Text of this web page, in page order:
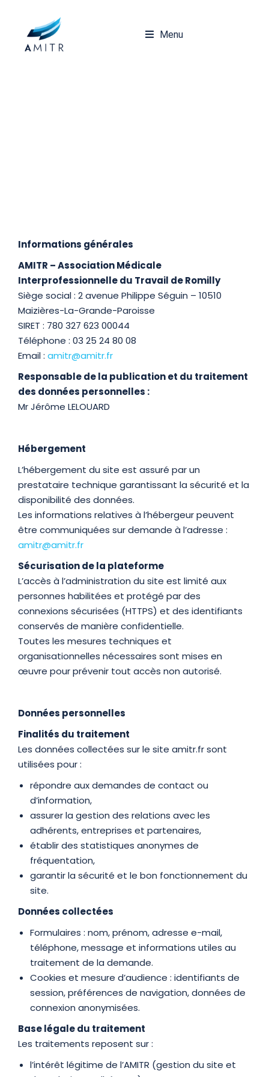
Menu
Informations générales
AMITR – Association Médicale
Interprofessionnelle du Travail de Romilly
Siège social : 2 avenue Philippe Séguin – 10510
Maizières-La-Grande-Paroisse
SIRET : 780 327 623 00044
Téléphone : 03 25 24 80 08
Email : amitr@amitr.fr
Responsable de la publication et du traitement
des données personnelles :
Mr Jérôme LELOUARD
Hébergement
L’hébergement du site est assuré par un
prestataire technique garantissant la sécurité et la
disponibilité des données.
Les informations relatives à l’hébergeur peuvent
être communiquées sur demande à l’adresse :
amitr@amitr.fr
Sécurisation de la plateforme
L’accès à l’administration du site est limité aux
personnes habilitées et protégé par des
connexions sécurisées (HTTPS) et des identifiants
conservés de manière confidentielle.
Toutes les mesures techniques et
organisationnelles nécessaires sont mises en
œuvre pour prévenir tout accès non autorisé.
Données personnelles
Finalités du traitement
Les données collectées sur le site amitr.fr sont
utilisées pour :
répondre aux demandes de contact ou
d’information,
assurer la gestion des relations avec les
adhérents, entreprises et partenaires,
établir des statistiques anonymes de
fréquentation,
garantir la sécurité et le bon fonctionnement du
site.
Données collectées
Formulaires : nom, prénom, adresse e-mail,
téléphone, message et informations utiles au
traitement de la demande.
Cookies et mesure d’audience : identifiants de
session, préférences de navigation, données de
connexion anonymisées.
Base légale du traitement
Les traitements reposent sur :
l’intérêt légitime de l’AMITR (gestion du site et